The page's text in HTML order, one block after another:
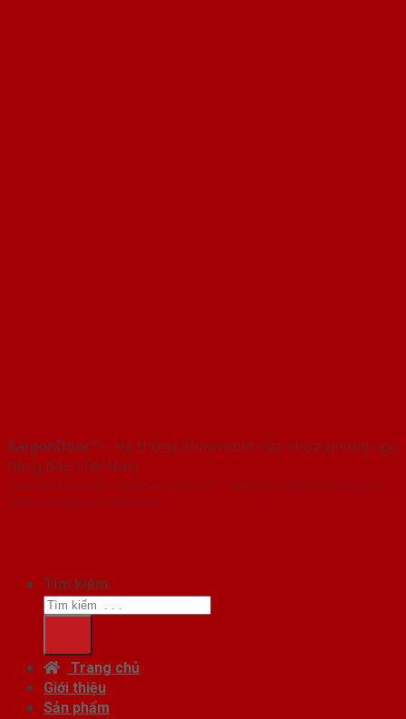
SaigonDoor™ - Hệ thống Showroom cửa nhựa phòng ngủ
hàng đầu Việt Nam
Copyright ⓒ 2016 – 2026 SaigonDoor™ - www.cuanhuaphongngu.com |
Đơn vị chủ quản SaigonDoor
Tìm kiếm:
Trang chủ
Giới thiệu
Sản phẩm